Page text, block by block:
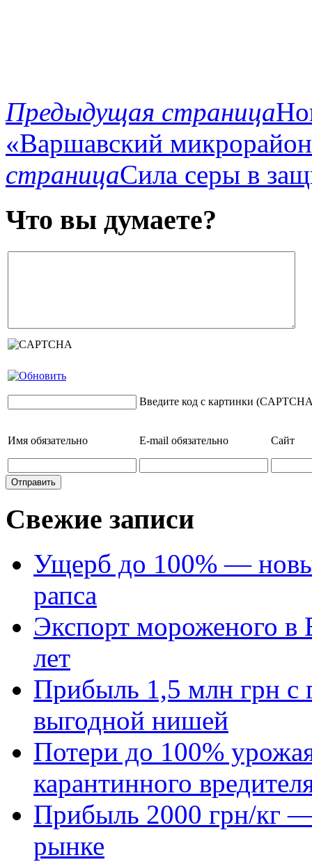
Предыдущая страница
«Варшавский
страницаСила серы в
Что вы думаете?
Введите код с картинки
Имя обязательно E-mail обязательно Сайт
Свежие записи
Ущерб до 100% —
рапса
Экспорт мороженого в
лет
Прибыль 1,5 млн грн с
выгодной нишей
Потери до 100%
карантинного
Прибыль 2000 грн/кг —
рынке